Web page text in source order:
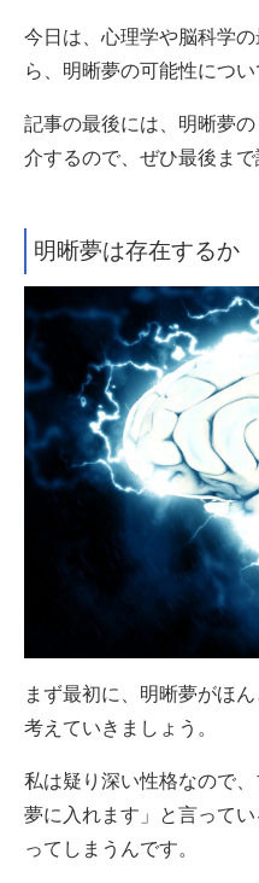
今日は、心理学や脳科学
ら、明晰夢の可能性につ
記事の最後には、明晰夢
介するので、ぜひ最後まで
明晰夢は存在するか
まず最初に、明晰夢がほ
考えていきましょう。
私は疑り深い性格なので
夢に入れます」と言って
ってしまうんです。